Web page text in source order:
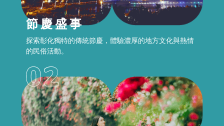
節慶盛事
探索彰化獨特的傳統節慶，體驗濃厚的地方文化與熱情
的民俗活動。